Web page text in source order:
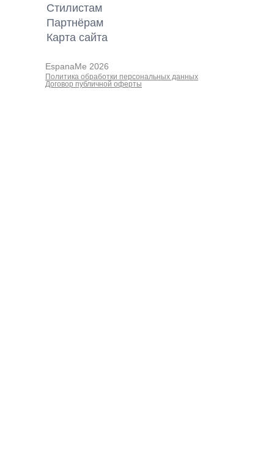
Cтилистам
Партнёрам
Карта cайта
EspanaMe 2026
Политика обработки персональных данных
Договор публичной оферты